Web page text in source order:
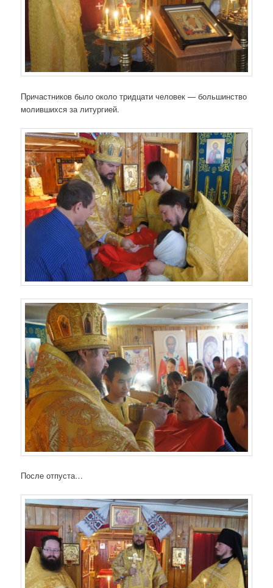
Причастников было около тридцати человек — большинство
молившихся за литургией.
После отпуста…